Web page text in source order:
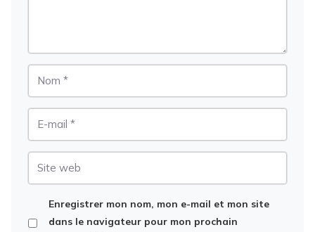
Enregistrer mon nom, mon e-mail et mon site
dans le navigateur pour mon prochain